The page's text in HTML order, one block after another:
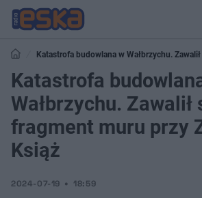
Katastrofa budowlana w Wałbrzychu.
Zamku Książ
Katastrofa
Wałbrzychu. Zawalił
fragment muru przy
Książ
2024-07-19 18:59